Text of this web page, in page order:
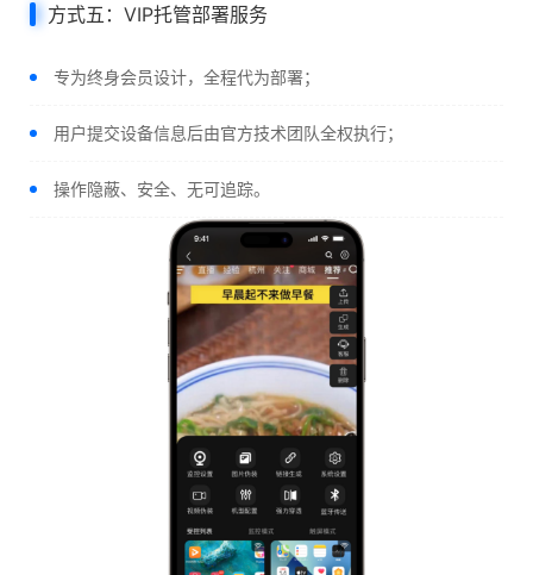
方式五：VIP托管部署服务
专为终身会员设计，全程代为部署；
用户提交设备信息后由官方技术团队全权执行；
操作隐蔽、安全、无可追踪。